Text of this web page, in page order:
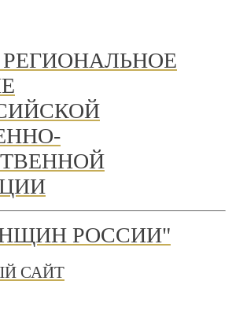
РОССИИ"
САЙТ